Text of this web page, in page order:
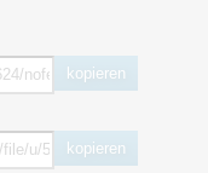
kopieren
kopieren